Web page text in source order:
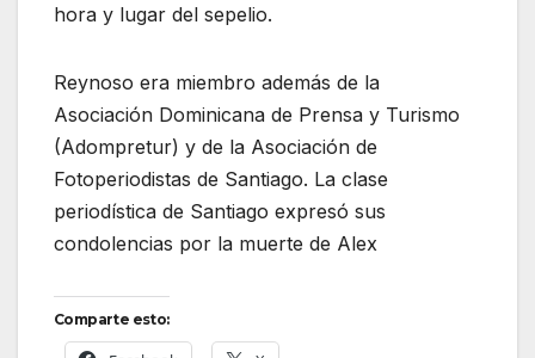
hora y lugar del sepelio.
Reynoso era miembro además de la
Asociación Dominicana de Prensa y Turismo
(Adompretur) y de la Asociación de
Fotoperiodistas de Santiago. La clase
periodística de Santiago expresó sus
condolencias por la muerte de Alex
Comparte esto: